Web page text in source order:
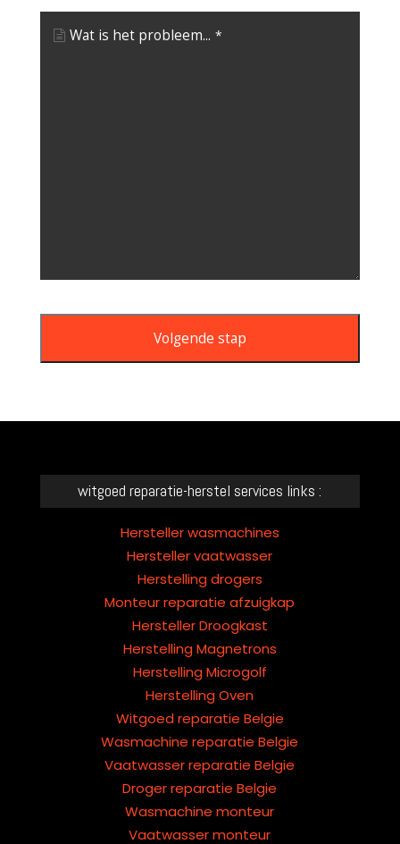
Wat is het probleem... *
Volgende stap
witgoed reparatie-herstel services links :
Hersteller wasmachines
Hersteller vaatwasser
Herstelling drogers
Monteur reparatie afzuigkap
Hersteller Droogkast
Herstelling Magnetrons
Herstelling Microgolf
Herstelling Oven
Witgoed reparatie Belgie
Wasmachine reparatie Belgie
Vaatwasser reparatie Belgie
Droger reparatie Belgie
Wasmachine monteur
Vaatwasser monteur